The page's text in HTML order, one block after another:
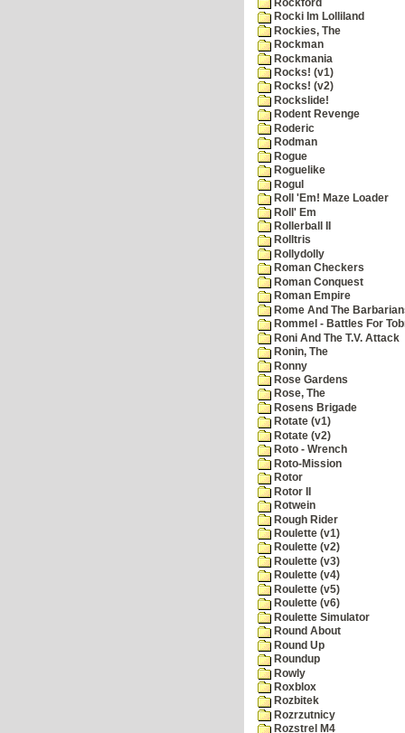
Rockford
Rocki Im Lolliland
Rockies, The
Rockman
Rockmania
Rocks! (v1)
Rocks! (v2)
Rockslide!
Rodent Revenge
Roderic
Rodman
Rogue
Roguelike
Rogul
Roll 'Em! Maze Loader
Roll' Em
Rollerball II
Rolltris
Rollydolly
Roman Checkers
Roman Conquest
Roman Empire
Rome And The
Rommel - Battles For
Roni And The T.V. Attack
Ronin, The
Ronny
Rose Gardens
Rose, The
Rosens Brigade
Rotate (v1)
Rotate (v2)
Roto - Wrench
Roto-Mission
Rotor
Rotor II
Rotwein
Rough Rider
Roulette (v1)
Roulette (v2)
Roulette (v3)
Roulette (v4)
Roulette (v5)
Roulette (v6)
Roulette Simulator
Round About
Round Up
Roundup
Rowly
Roxblox
Rozbitek
Rozrzutnicy
Rozstrel M4